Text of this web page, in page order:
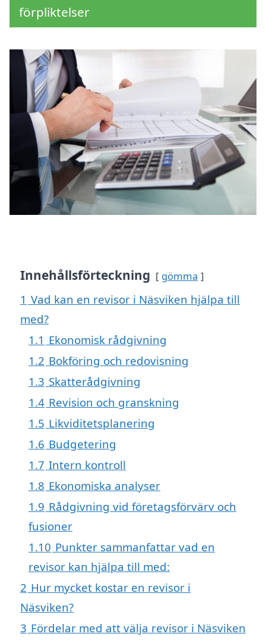
förpliktelser
Innehållsförteckning gömma
1 Vad kan en revisor i Näsviken hjälpa till
med?
1.1 Ekonomisk rådgivning
1.2 Bokföring och redovisning
1.3 Skatterådgivning
1.4 Revision och granskning
1.5 Likviditetsplanering
1.6 Budgetering
1.7 Intern kontroll
1.8 Ekonomiska analyser
1.9 Rådgivning vid företagsförvärv och
fusioner
1.10 Punkter sammanfattar vad en
revisor kan hjälpa till med:
2 Hur mycket kostar en revisor i
Näsviken?
3 Fördelar med att välja revisor i Näsviken